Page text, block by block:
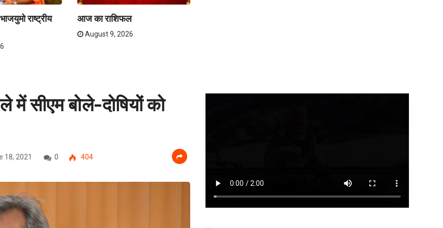
राष्ट्रीय
आज का राशिफल
August 9, 2026
में सीएम बोले-दोषियों को
18, 2021 0 404